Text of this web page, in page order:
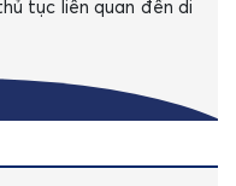
tục liên quan đến di